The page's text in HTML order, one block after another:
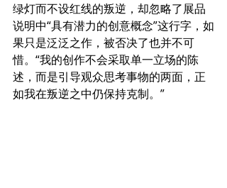
绿灯而不设红线的叛逆，却忽略了展品
说明中“具有潜力的创意概念”这行字，如
果只是泛泛之作，被否决了也并不可
惜。“我的创作不会采取单一立场的陈
述，而是引导观众思考事物的两面，正
如我在叛逆之中仍保持克制。”